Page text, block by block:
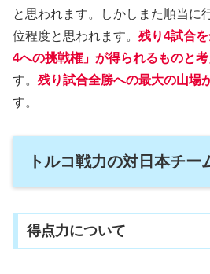
と思われます。しかしまた順当に
位程度と思われます。 残り4試合
4への挑戦権」が得られるものと
す。 残り試合全勝への最大の山場
す。
トルコ戦力の対日本チー
得点力について